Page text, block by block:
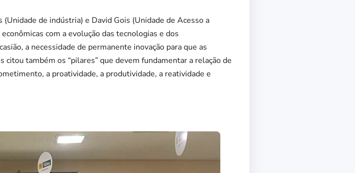
de indústria) e David Gois (Unidade de Acesso a
com a evolução das tecnologias e dos
a necessidade de permanente inovação para que as
também os “pilares” que devem fundamentar a relação de
a proatividade, a produtividade, a reatividade e